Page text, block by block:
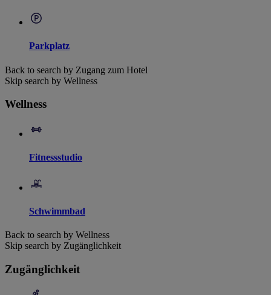
Parkplatz
Back to search by Zugang zum Hotel
Skip search by Wellness
Wellness
Fitnessstudio
Schwimmbad
Back to search by Wellness
Skip search by Zugänglichkeit
Zugänglichkeit